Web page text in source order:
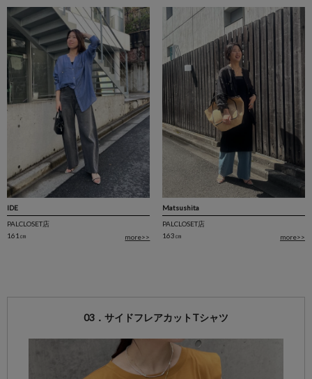
IDE
PALCLOSET店
161㎝
more>>
Matsushita
PALCLOSET店
163㎝
more>>
03．サイドフレアカットTシャツ